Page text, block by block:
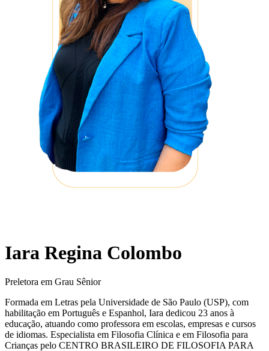
Iara Regina Colombo
Preletora em Grau Sênior
Formada em Letras pela Universidade de São Paulo (USP), com
habilitação em Português e Espanhol, Iara dedicou 23 anos à
educação, atuando como professora em escolas, empresas e cursos
de idiomas. Especialista em Filosofia Clínica e em Filosofia para
Crianças pelo CENTRO BRASILEIRO DE FILOSOFIA PARA